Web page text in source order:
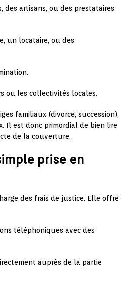
des artisans, ou des prestataires
un locataire, ou des
ou les collectivités locales.
familiaux (divorce, succession),
Il est donc primordial de bien lire
de la couverture.
prise en
des frais de justice. Elle offre
téléphoniques avec des
auprès de la partie